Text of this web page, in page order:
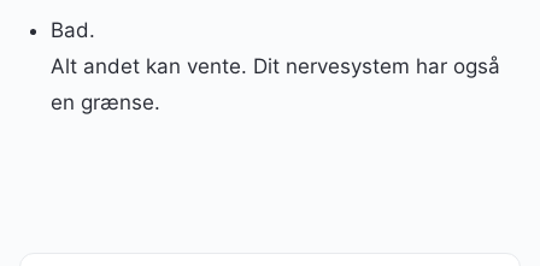
Bad.
Alt andet kan vente. Dit nervesystem har også
en grænse.